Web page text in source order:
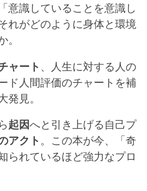
意識していることを意識し
れがどのように身体と環境
ャート 、人生に対する人の
ド人間評価のチャートを補
発見。
起因へと引き上げる自己プ
アクト。この本が今、「奇
られているほど強力なプロ